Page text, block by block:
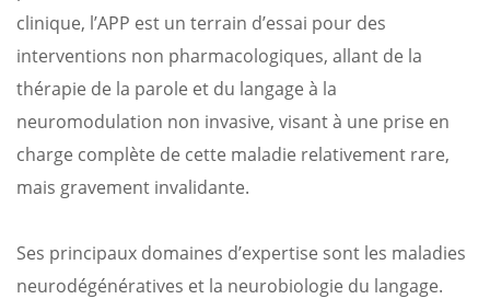
clinique, l’APP est un terrain d’essai pour des
interventions non pharmacologiques, allant de la
thérapie de la parole et du langage à la
neuromodulation non invasive, visant à une prise en
charge complète de cette maladie relativement rare,
mais gravement invalidante.
Ses principaux domaines d’expertise sont les maladies
neurodégénératives et la neurobiologie du langage.